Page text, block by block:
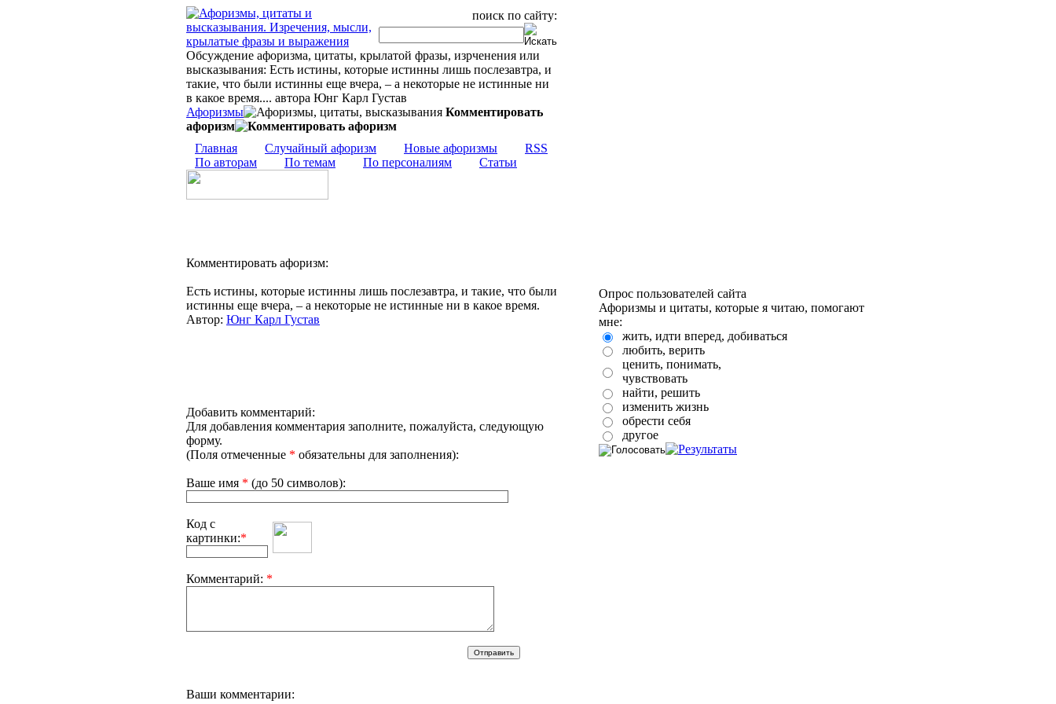
поиск по сайту:
Обсуждение афоризма, цитаты, крылатой фразы, изрченения или
высказывания: Есть истины, которые истинны лишь послезавтра, и
такие, что были истинны еще вчера, – а некоторые не истинные ни
в какое время.... автора Юнг Карл Густав
Афоризмы
Комментировать
афоризм
Главная
Случайный афоризм Новые афоризмы
RSS
По авторам
По темам По персоналиям Статьи
Комментировать афоризм:
Есть истины, которые истинны лишь послезавтра, и такие, что были
истинны еще вчера, – а некоторые не истинные ни в какое время.
Автор: Юнг Карл Густав
Добавить комментарий:
Для добавления комментария заполните, пожалуйста, следующую
форму.
(Поля отмеченные * обязательны для заполнения):
Ваше имя * (до 50 символов):
Код с
картинки:*
Комментарий: *
Ваши комментарии:
Опрос пользователей сайта
Афоризмы и цитаты, которые я читаю, помогают
мне:
жить, идти вперед, добиваться
любить, верить
ценить, понимать,
чувствовать
найти, решить
изменить жизнь
обрести себя
другое